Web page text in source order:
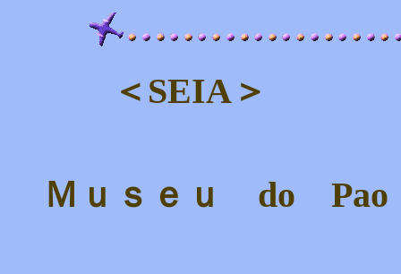
＜SEIA＞
Ｍｕｓｅｕ do Pao